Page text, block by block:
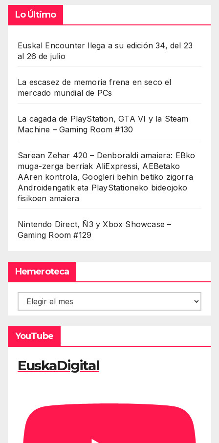
Lo Último
Euskal Encounter llega a su edición 34, del 23
al 26 de julio
La escasez de memoria frena en seco el
mercado mundial de PCs
La cagada de PlayStation, GTA VI y la Steam
Machine – Gaming Room #130
Sarean Zehar 420 – Denboraldi amaiera: EBko
muga-zerga berriak AliExpressi, AEBetako
AAren kontrola, Googleri behin betiko zigorra
Androidengatik eta PlayStationeko bideojoko
fisikoen amaiera
Nintendo Direct, Ñ3 y Xbox Showcase –
Gaming Room #129
Hemeroteca
Hemeroteca
YouTube
EuskaDigital